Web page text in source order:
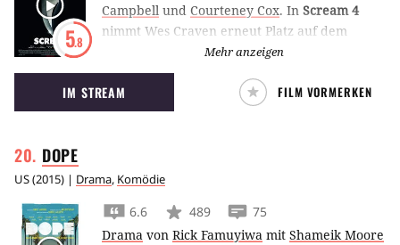
5.8
Campbell und Courteney Cox. In Scream 4
nimmt Wes Craven erneut Platz auf dem
Regiestuhl, um den Serienkiller Ghostface ein
weiteres Mal sein Unwesen treiben zu lassen.
Mehr anzeigen
IM STREAM FILM VORMERKEN
DOPE
US(2015) | Drama, Komödie
6.6 489
75
Drama von Rick Famuyiwa mit Shameik Moore